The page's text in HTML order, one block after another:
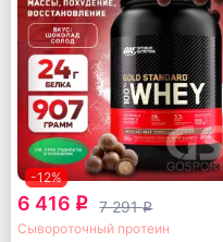
-12%
6 416 q 7 291q
Сывороточный протеин